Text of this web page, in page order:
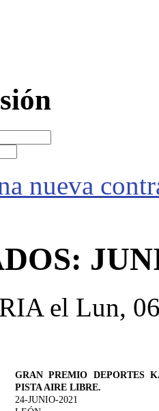
nueva
RIAel Lun,
GRAN PREMIO DEPORTES
PISTA AIRE LIBRE.
24-JUNIO-2021